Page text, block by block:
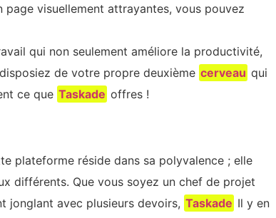
page visuellement attrayantes, vous pouvez
qui non seulement améliore la productivité,
de votre propre deuxième cerveau qui
ce que Taskade offres !
plateforme réside dans sa polyvalence ; elle
différents. Que vous soyez un chef de projet
jonglant avec plusieurs devoirs, Taskade Il y en